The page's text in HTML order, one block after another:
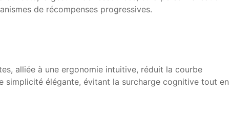
de récompenses progressives.
alliée à une ergonomie intuitive, réduit la courbe
simplicité élégante, évitant la surcharge cognitive tout en